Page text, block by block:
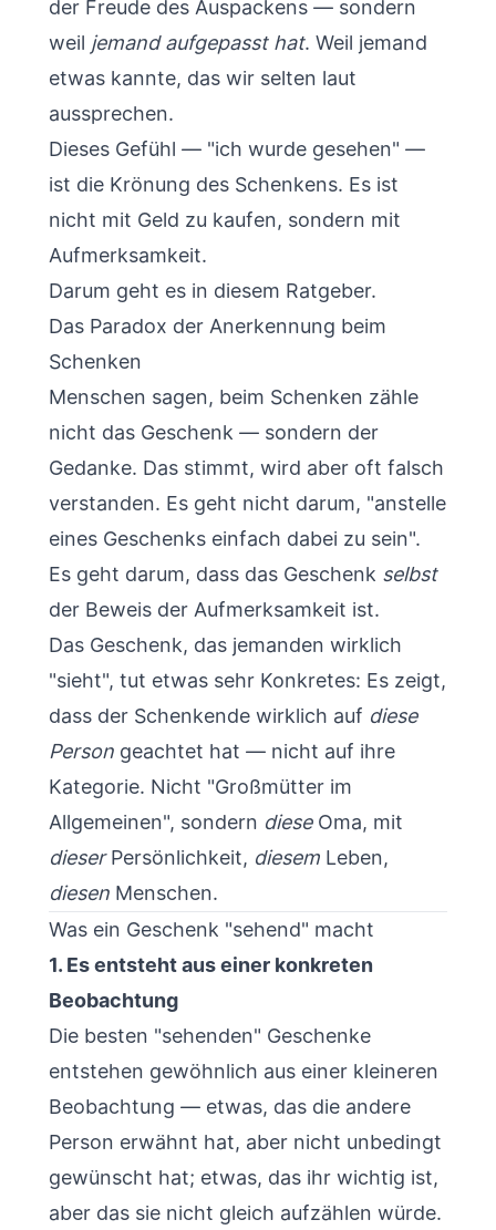
der Freude des Auspackens — sondern
weil jemand aufgepasst hat. Weil jemand
etwas kannte, das wir selten laut
aussprechen.
Dieses Gefühl — "ich wurde gesehen" —
ist die Krönung des Schenkens. Es ist
nicht mit Geld zu kaufen, sondern mit
Aufmerksamkeit.
Darum geht es in diesem Ratgeber.
Das Paradox der Anerkennung beim
Schenken
Menschen sagen, beim Schenken zähle
nicht das Geschenk — sondern der
Gedanke. Das stimmt, wird aber oft falsch
verstanden. Es geht nicht darum, "anstelle
eines Geschenks einfach dabei zu sein".
Es geht darum, dass das Geschenk selbst
der Beweis der Aufmerksamkeit ist.
Das Geschenk, das jemanden wirklich
"sieht", tut etwas sehr Konkretes: Es zeigt,
dass der Schenkende wirklich auf diese
Person geachtet hat — nicht auf ihre
Kategorie. Nicht "Großmütter im
Allgemeinen", sondern dieseOma, mit
dieserPersönlichkeit, diesem Leben,
diesen Menschen.
Was ein Geschenk "sehend" macht
1. Es entsteht aus einer konkreten
Beobachtung
Die besten "sehenden" Geschenke
entstehen gewöhnlich aus einer kleineren
Beobachtung — etwas, das die andere
Person erwähnt hat, aber nicht unbedingt
gewünscht hat; etwas, das ihr wichtig ist,
aber das sie nicht gleich aufzählen würde.